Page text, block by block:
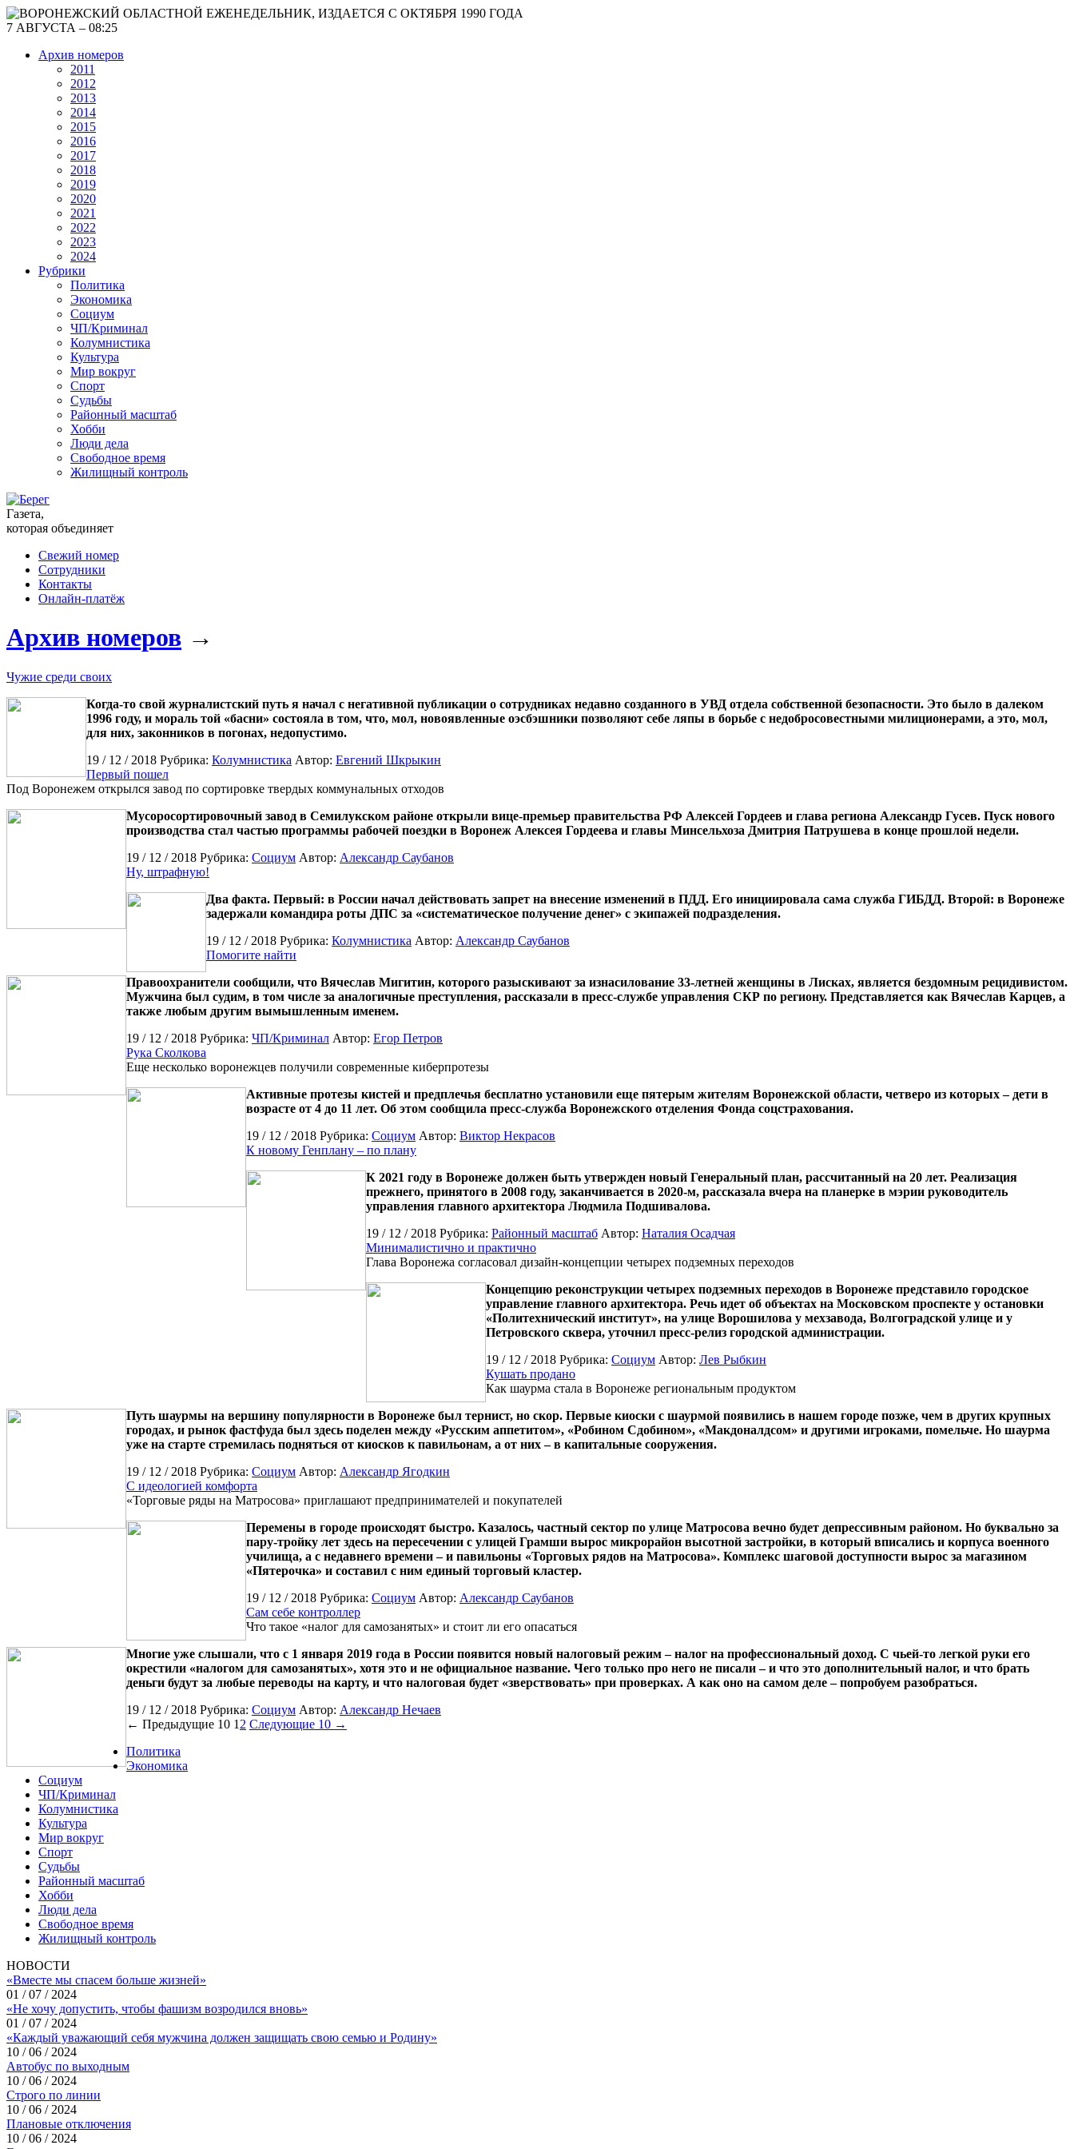
7 АВГУСТА – 08:25
Архив номеров
2011
2012
2013
2014
2015
2016
2017
2018
2019
2020
2021
2022
2023
2024
Рубрики
Политика
Экономика
Социум
ЧП/Криминал
Колумнистика
Культура
Мир вокруг
Спорт
Судьбы
Районный масштаб
Хобби
Люди дела
Свободное время
Жилищный контроль
Газета,
которая объединяет
Свежий номер
Сотрудники
Контакты
Онлайн-платёж
Архив номеров →
Чужие среди своих
Когда-то свой журналистский путь я начал с негативной публикации о сотрудниках недавно созданного в УВД отдела собственной безопасности. Это было в далеком
1996 году, и мораль той «басни» состояла в том, что, мол, новоявленные оэсбэшники позволяют себе ляпы в борьбе с недобросовестными милиционерами, а это, мол,
для них, законников в погонах, недопустимо.
19 / 12 / 2018 Рубрика: Колумнистика Автор: Евгений Шкрыкин
Первый пошел
Под Воронежем открылся завод по сортировке твердых коммунальных отходов
Мусоросортировочный завод в Семилукском районе открыли вице-премьер правительства РФ Алексей Гордеев и глава региона Александр Гусев. Пуск нового
производства стал частью программы рабочей поездки в Воронеж Алексея Гордеева и главы Минсельхоза Дмитрия Патрушева в конце прошлой недели.
19 / 12 / 2018 Рубрика: Социум Автор: Александр Саубанов
Ну, штрафную!
Два факта. Первый: в России начал действовать запрет на внесение изменений в ПДД. Его инициировала сама служба ГИБДД. Второй: в Воронеже
задержали командира роты ДПС за «систематическое получение денег» с экипажей подразделения.
19 / 12 / 2018 Рубрика: Колумнистика Автор: Александр Саубанов
Помогите найти
Правоохранители сообщили, что Вячеслав Мигитин, которого разыскивают за изнасилование 33-летней женщины в Лисках, является бездомным рецидивистом.
Мужчина был судим, в том числе за аналогичные преступления, рассказали в пресс-службе управления СКР по региону. Представляется как Вячеслав Карцев, а
также любым другим вымышленным именем.
19 / 12 / 2018 Рубрика: ЧП/Криминал Автор: Егор Петров
Рука Сколкова
Еще несколько воронежцев получили современные киберпротезы
Активные протезы кистей и предплечья бесплатно установили еще пятерым жителям Воронежской области, четверо из которых – дети в
возрасте от 4 до 11 лет. Об этом сообщила пресс-служба Воронежского отделения Фонда соцстрахования.
19 / 12 / 2018 Рубрика: Социум Автор: Виктор Некрасов
К новому Генплану – по плану
К 2021 году в Воронеже должен быть утвержден новый Генеральный план, рассчитанный на 20 лет. Реализация
прежнего, принятого в 2008 году, заканчивается в 2020-м, рассказала вчера на планерке в мэрии руководитель
управления главного архитектора Людмила Подшивалова.
19 / 12 / 2018 Рубрика: Районный масштаб Автор: Наталия Осадчая
Минималистично и практично
Глава Воронежа согласовал дизайн-концепции четырех подземных переходов
Концепцию реконструкции четырех подземных переходов в Воронеже представило городское
управление главного архитектора. Речь идет об объектах на Московском проспекте у остановки
«Политехнический институт», на улице Ворошилова у мехзавода, Волгоградской улице и у
Петровского сквера, уточнил пресс-релиз городской администрации.
19 / 12 / 2018 Рубрика: Социум Автор: Лев Рыбкин
Кушать продано
Как шаурма стала в Воронеже региональным продуктом
Путь шаурмы на вершину популярности в Воронеже был тернист, но скор. Первые киоски с шаурмой появились в нашем городе позже, чем в других крупных
городах, и рынок фастфуда был здесь поделен между «Русским аппетитом», «Робином Сдобином», «Макдоналдсом» и другими игроками, помельче. Но шаурма
уже на старте стремилась подняться от киосков к павильонам, а от них – в капитальные сооружения.
19 / 12 / 2018 Рубрика: Социум Автор: Александр Ягодкин
С идеологией комфорта
«Торговые ряды на Матросова» приглашают предпринимателей и покупателей
Перемены в городе происходят быстро. Казалось, частный сектор по улице Матросова вечно будет депрессивным районом. Но буквально за
пару-тройку лет здесь на пересечении с улицей Грамши вырос микрорайон высотной застройки, в который вписались и корпуса военного
училища, а с недавнего времени – и павильоны «Торговых рядов на Матросова». Комплекс шаговой доступности вырос за магазином
«Пятерочка» и составил с ним единый торговый кластер.
19 / 12 / 2018 Рубрика: Социум Автор: Александр Саубанов
Сам себе контроллер
Что такое «налог для самозанятых» и стоит ли его опасаться
Многие уже слышали, что с 1 января 2019 года в России появится новый налоговый режим – налог на профессиональный доход. С чьей-то легкой руки его
окрестили «налогом для самозанятых», хотя это и не официальное название. Чего только про него не писали – и что это дополнительный налог, и что брать
деньги будут за любые переводы на карту, и что налоговая будет «зверствовать» при проверках. А как оно на самом деле – попробуем разобраться.
19 / 12 / 2018 Рубрика: Социум Автор: Александр Нечаев
← Предыдущие 10 1 2 Следующие 10 →
Политика
Экономика
Социум
ЧП/Криминал
Колумнистика
Культура
Мир вокруг
Спорт
Судьбы
Районный масштаб
Хобби
Люди дела
Свободное время
Жилищный контроль
НОВОСТИ
«Вместе мы спасем больше жизней»
01 / 07 / 2024
«Не хочу допустить, чтобы фашизм возродился вновь»
01 / 07 / 2024
«Каждый уважающий себя мужчина должен защищать свою семью и Родину»
10 / 06 / 2024
Автобус по выходным
10 / 06 / 2024
Строго по линии
10 / 06 / 2024
Плановые отключения
10 / 06 / 2024